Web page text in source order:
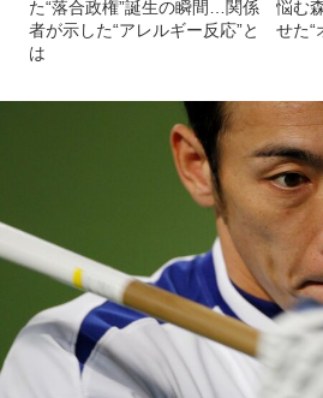
た“落合政権”誕生の瞬間…関係
者が示した“アレルギー反応”と
は
悩む
せた“